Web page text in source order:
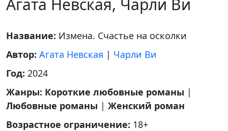
Агата Невская, Чарли Ви
Название: Измена. Счастье на осколки
Автор: Агата Невская | Чарли Ви
Год: 2024
Жанры: Короткие любовные романы |
Любовные романы | Женский роман
Возрастное ограничение: 18+